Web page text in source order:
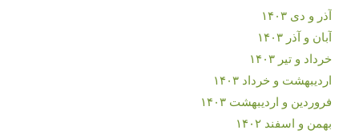
آذر و دی ۱۴۰۳
آبان و آذر ۱۴۰۳
خرداد و تیر ۱۴۰۳
اردیبهشت و خرداد ۱۴۰۳
فروردین و اردیبهشت ۱۴۰۳
بهمن و اسفند ۱۴۰۲